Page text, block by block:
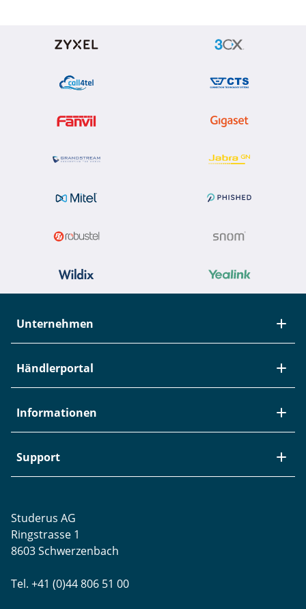
Unternehmen
Über Studerus
Team
Kontakt
Studerus als Arbeitgeber
Aktuelle Jobs
Referenzen
Datenschutz
Händlerportal
Neuheiten / EOL
Datenanbindung
Swiss Service Pack
Zyxel-Partnerprogramm
Informationen
Bezugsquellen
Garantieinformationen
Brands
Blog
Support
Projektunterstützung
WLAN-Ausmessung
Remote Desktop
Studerus AG
Ringstrasse 1
8603 Schwerzenbach
Tel. +41 (0)44 806 51 00